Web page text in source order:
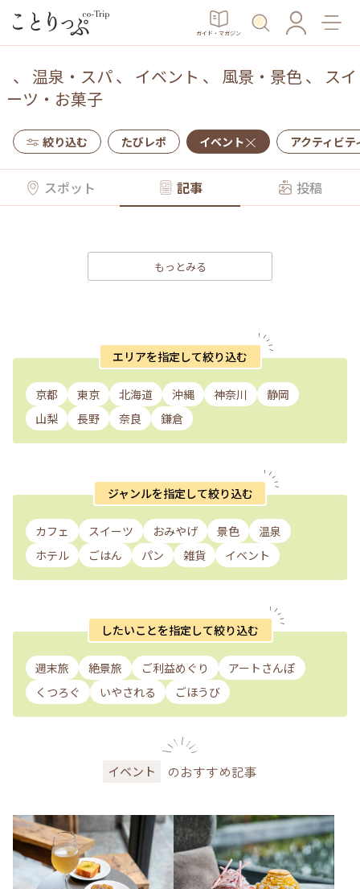
ガイド・マガジン
、 温泉・スパ、 イベント 、 風景・景色、 スイ
ーツ・お菓子
絞り込む たびレポ イベント アクティビテ
スポット 記事 投稿
もっとみる
エリアを指定して絞り込む
京都 東京 北海道 沖縄 神奈川
静岡
山梨
長野 奈良 鎌倉
ジャンルを指定して絞り込む
カフェ スイーツ おみやげ 景色
温泉
ホテル
ごはん パン 雑貨 イベント
したいことを指定して絞り込む
週末旅 絶景旅 ご利益めぐり
アートさんぽ
くつろぐ
いやされる ごほうび
イベント のおすすめ記事